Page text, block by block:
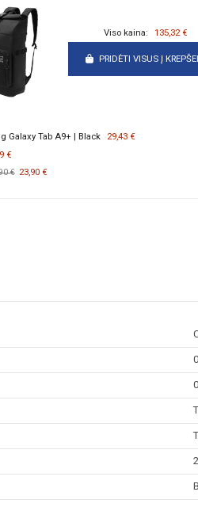
Viso kaina: 135,32 €
PRIDĖTI VISUS Į
Galaxy Tab A9+ | Black
29,43 €
€
€ 23,90 €